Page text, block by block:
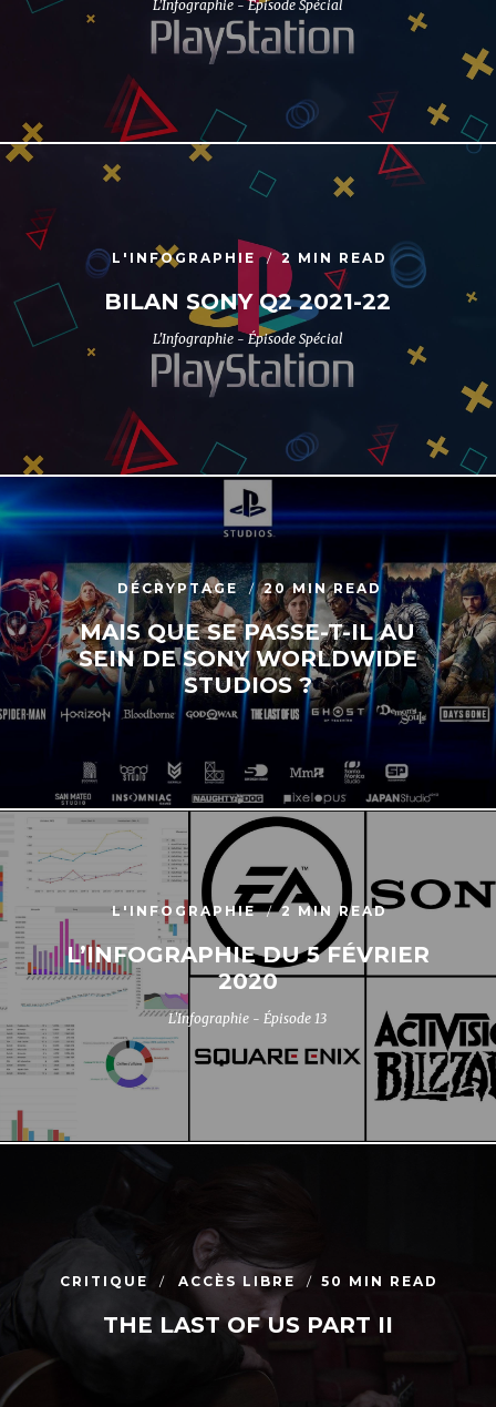
L'Infographie - Épisode Spécial
L'INFOGRAPHIE 2 MIN READ
BILAN SONY Q2 2021-22
L'Infographie - Épisode Spécial
DÉCRYPTAGE 20 MIN READ
MAIS QUE SE PASSE-T-IL AU
SEIN DE SONY WORLDWIDE
STUDIOS ?
L'INFOGRAPHIE 2 MIN READ
L’INFOGRAPHIE DU 5 FÉVRIER
2020
L'Infographie - Épisode 13
CRITIQUE ACCÈS LIBRE 50 MIN READ
THE LAST OF US PART II